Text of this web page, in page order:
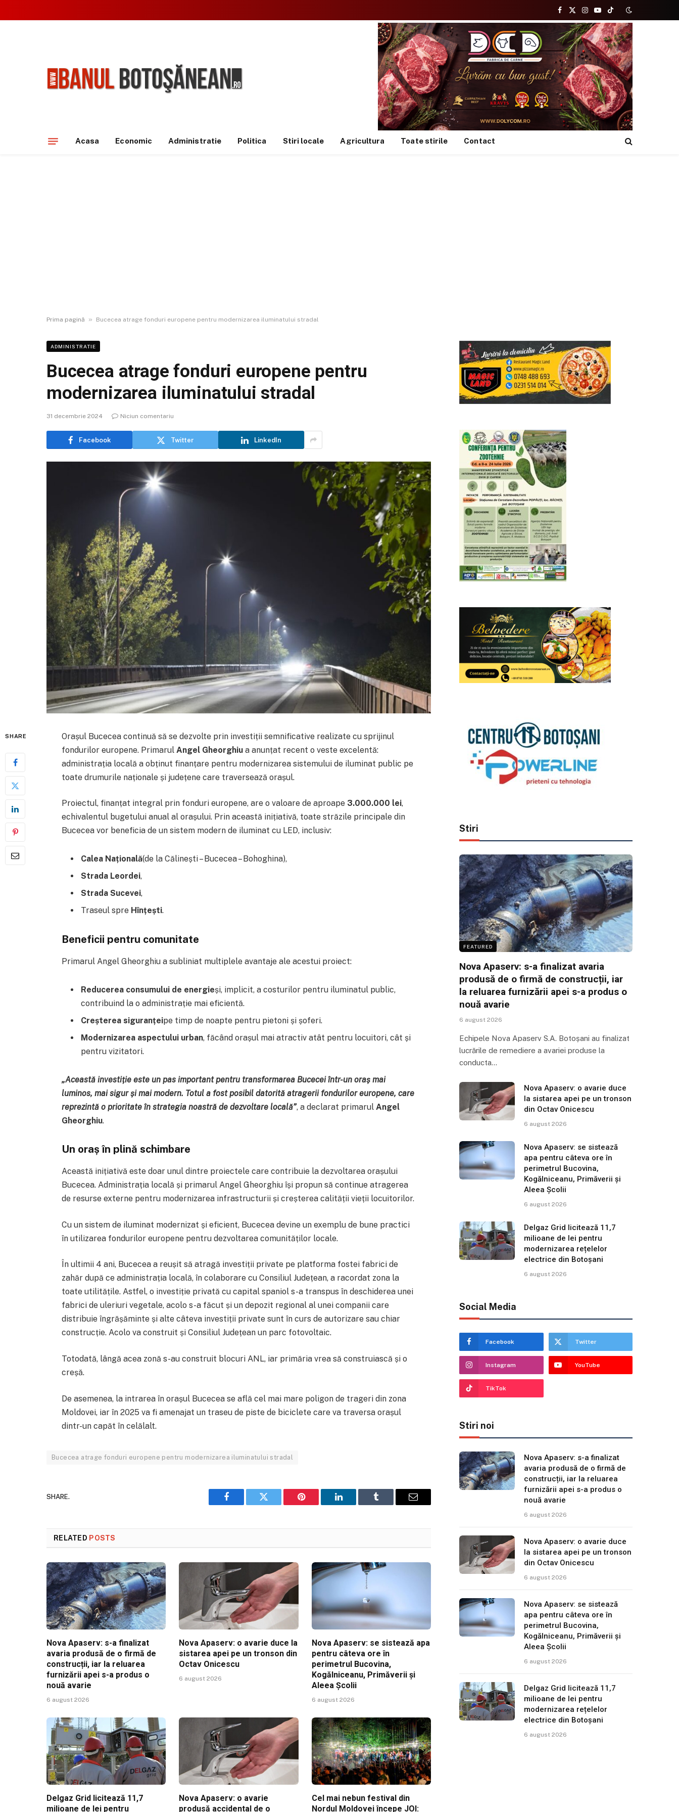
Facebook
X
(Twitter)
Instagram
YouTubeTikTok
Acasa Economic Administratie Politica Stiri locale Agricultura Toate stirile Contact
Prima pagină » Bucecea atrage fonduri europene pentru modernizarea iluminatului stradal
ADMINISTRATIE
Bucecea atrage fonduri europene pentru
modernizarea iluminatului stradal
31 decembrie 2024 Niciun comentariu
Facebook Twitter LinkedIn
SHARE
Orașul Bucecea continuă să se dezvolte prin investiții semnificative realizate cu sprijinul
fondurilor europene. Primarul Angel Gheorghiua anunțat recent o veste excelentă:
administrația locală a obținut finanțare pentru modernizarea sistemului de iluminat public pe
toate drumurile naționale și județene care traversează orașul.
Proiectul, finanțat integral prin fonduri europene, are o valoare de aproape 3.000.000 lei,
echivalentul bugetului anual al orașului. Prin această inițiativă, toate străzile principale din
Bucecea vor beneficia de un sistem modern de iluminat cu LED, inclusiv:
Calea Națională(de la Călinești – Bucecea – Bohoghina),
Strada Leordei,
Strada Sucevei,
Traseul spre Hînțești.
Beneficii pentru comunitate
Primarul Angel Gheorghiu a subliniat multiplele avantaje ale acestui proiect:
Reducerea consumului de energieși, implicit, a costurilor pentru iluminatul public,
contribuind la o administrație mai eficientă.
Creșterea siguranțeipe timp de noapte pentru pietoni și șoferi.
Modernizarea aspectului urban, făcând orașul mai atractiv atât pentru locuitori, cât și
pentru vizitatori.
„Această investiție este un pas important pentru transformarea Bucecei într-un oraș mai
luminos, mai sigur și mai modern. Totul a fost posibil datorită atragerii fondurilor europene, care
reprezintă o prioritate în strategia noastră de dezvoltare locală”, a declarat primarul Angel
Gheorghiu.
Un oraș în plină schimbare
Această inițiativă este doar unul dintre proiectele care contribuie la dezvoltarea orașului
Bucecea. Administrația locală și primarul Angel Gheorghiu își propun să continue atragerea
de resurse externe pentru modernizarea infrastructurii și creșterea calității vieții locuitorilor.
Cu un sistem de iluminat modernizat și eficient, Bucecea devine un exemplu de bune practici
în utilizarea fondurilor europene pentru dezvoltarea comunităților locale.
În ultimii 4 ani, Bucecea a reușit să atragă investiții private pe platforma fostei fabrici de
zahăr după ce administrația locală, în colaborare cu Consiliul Județean, a racordat zona la
toate utilitățile. Astfel, o investiție privată cu capital spaniol s-a transpus în deschiderea unei
fabrici de uleriuri vegetale, acolo s-a făcut și un depozit regional al unei companii care
distribuie îngrășăminte și alte câteva investiții private sunt în curs de autorizare sau chiar
construcție. Acolo va construit și Consiliul Județean un parc fotovoltaic.
Totodată, lângă acea zonă s-au construit blocuri ANL, iar primăria vrea să construiască și o
creșă.
De asemenea, la intrarea în orașul Bucecea se află cel mai mare poligon de trageri din zona
Moldovei, iar în 2025 va fi amenajat un traseu de piste de biciclete care va traversa orașul
dintr-un capăt în celălalt.
Bucecea atrage fonduri europene pentru modernizarea iluminatului stradal
SHARE.
Facebook Twitter Pinterest LinkedIn Tumblr Email
RELATED POSTS
Nova Apaserv: s-a finalizat
avaria produsă de o firmă de
construcții, iar la reluarea
furnizării apei s-a produs o
nouă avarie
6 august 2026
Nova Apaserv: o avarie duce la
sistarea apei pe un tronson din
Octav Onicescu
6 august 2026
Nova Apaserv: se sistează apa
pentru câteva ore în
perimetrul Bucovina,
Kogălniceanu, Primăverii și
Aleea Școlii
6 august 2026
Delgaz Grid licitează 11,7
milioane de lei pentru
Nova Apaserv: o avarie
produsă accidental de o
Cel mai nebun festival din
Nordul Moldovei începe JOI:
Stiri
FEATURED
Nova Apaserv: s-a finalizat avaria
produsă de o firmă de construcții, iar
la reluarea furnizării apei s-a produs o
nouă avarie
6 august 2026
Echipele Nova Apaserv S.A. Botoșani au finalizat
lucrările de remediere a avariei produse la
conducta…
Nova Apaserv: o avarie duce
la sistarea apei pe un tronson
din Octav Onicescu
6 august 2026
Nova Apaserv: se sistează
apa pentru câteva ore în
perimetrul Bucovina,
Kogălniceanu, Primăverii și
Aleea Școlii
6 august 2026
Delgaz Grid licitează 11,7
milioane de lei pentru
modernizarea rețelelor
electrice din Botoșani
6 august 2026
Social Media
Facebook Twitter
Instagram YouTube
TikTok
Stiri noi
Nova Apaserv: s-a finalizat
avaria produsă de o firmă de
construcții, iar la reluarea
furnizării apei s-a produs o
nouă avarie
6 august 2026
Nova Apaserv: o avarie duce
la sistarea apei pe un tronson
din Octav Onicescu
6 august 2026
Nova Apaserv: se sistează
apa pentru câteva ore în
perimetrul Bucovina,
Kogălniceanu, Primăverii și
Aleea Școlii
6 august 2026
Delgaz Grid licitează 11,7
milioane de lei pentru
modernizarea rețelelor
electrice din Botoșani
6 august 2026